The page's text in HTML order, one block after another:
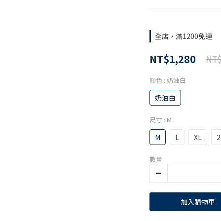
全店，滿1200免運
NT$1,280
顏色 : 奶油白
奶油白
尺寸 : M
M L XL
數量
加入購物車